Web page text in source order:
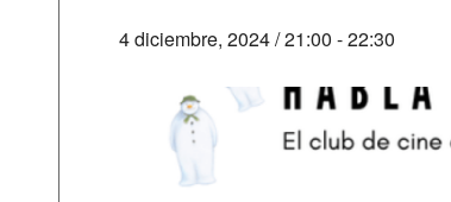
4 diciembre, 2024 / 21:00 -22:30